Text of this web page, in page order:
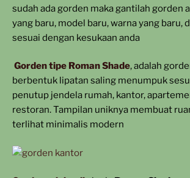
sudah ada gorden maka gantilah gorden
yang baru, model baru, warna yang baru,
sesuai dengan kesukaan anda
Gorden tipe Roman Shade, adalah
berbentuk lipatan saling menumpuk
penutup jendela rumah, kantor,
restoran. Tampilan uniknya membuat
terlihat minimalis modern